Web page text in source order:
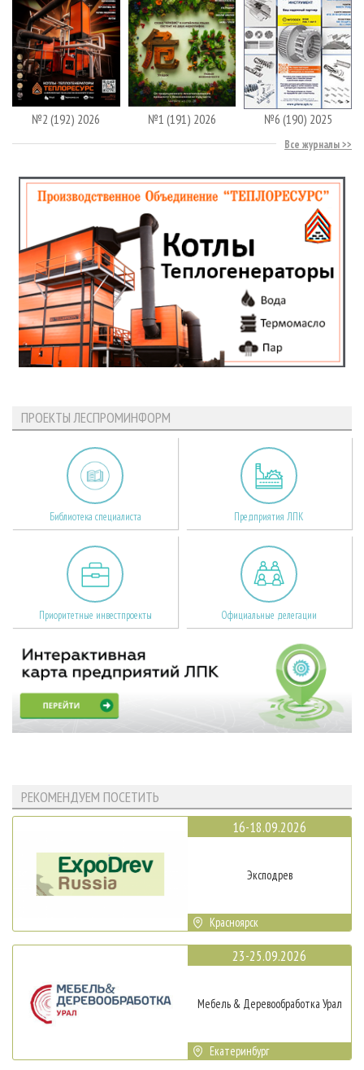
№2 (192) 2026 №1 (191) 2026 №6 (190) 2025
Все журналы
ПРОЕКТЫ ЛЕСПРОМИНФОРМ
Библиотека специалиста Предприятия ЛПК
Приоритетные инвестпроекты Официальные делегации
РЕКОМЕНДУЕМ ПОСЕТИТЬ
16-18.09.2026
Эксподрев
Красноярск
23-25.09.2026
Мебель & Деревообработка Урал
Екатеринбург